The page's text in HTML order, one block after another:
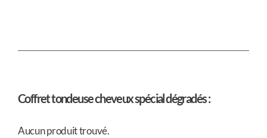
Coffret tondeuse cheveux spécial dégradés :
Aucun produit trouvé.